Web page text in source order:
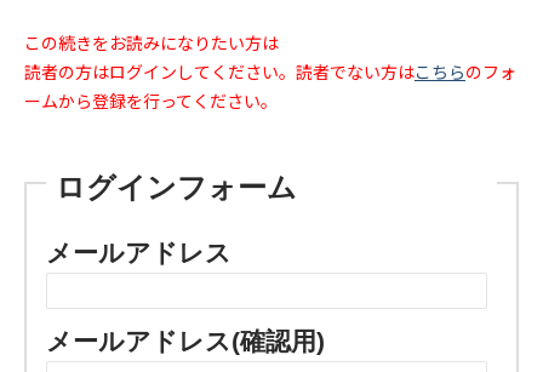
この続きをお読みになりたい方は
読者の方はログインしてください。読者でない方はこちらのフォ
ームから登録を行ってください。
ログインフォーム
メールアドレス
メールアドレス(確認用)